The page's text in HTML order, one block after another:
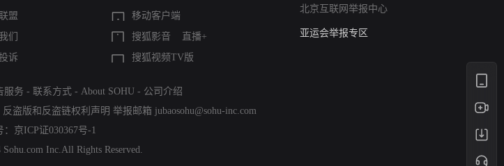
盟
们
诉
移动客户端
搜狐影音
直播+
搜狐视频TV版
北京互联网举报中心
算法推荐专项举报
亚运会举报专区
服务 - 联系方式 - About SOHU - 公司介绍
反盗版和反盗链权利声明 举报邮箱 jubaosohu@sohu-inc.com
京ICP证030367号-1
Inc.All Rights Reserved.